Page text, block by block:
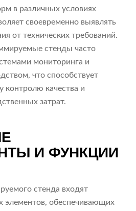
в различных условиях
своевременно выявлять
от технических требований.
стенды часто
мониторинга и
что способствует
контролю качества и
затрат.
И ФУНКЦИИ
стенда входят
элементов, обеспечивающих